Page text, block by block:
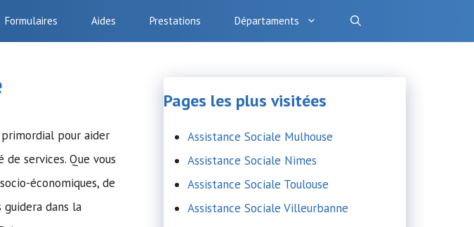
Formulaires Aides Prestations Départaments
primordial pour aider
services. Que vous
économiques, de
dans la
Pages les plus visitées
Assistance Sociale Mulhouse
Assistance Sociale Nimes
Assistance Sociale Toulouse
Assistance Sociale Villeurbanne